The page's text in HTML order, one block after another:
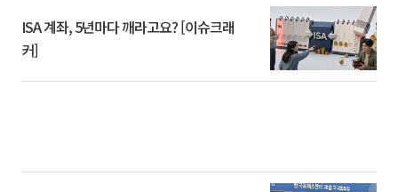
ISA 계좌, 5년마다 깨라고요? [이슈크래
커]